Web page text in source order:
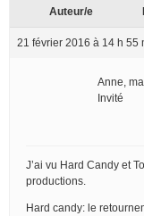
Auteur/e
21 février 2016 à 14 h 55
Anne,
Invité
J’ai vu Hard Candy et
productions.
Hard candy: le